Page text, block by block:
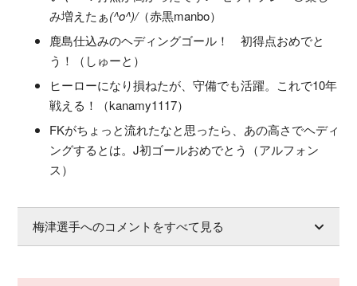
み増えたぁ(^o^)/（赤黒manbo）
鹿島仕込みのヘディングゴール！ 初得点おめでと
う！（しゅーと）
ヒーローになり損ねたが、守備でも活躍。これで10年
戦える！（kanamy1117）
FKがちょっと流れたなと思ったら、あの高さでヘディ
ングするとは。J初ゴールおめでとう（アルフォン
ス）
梅津選手へのコメントをすべて見る